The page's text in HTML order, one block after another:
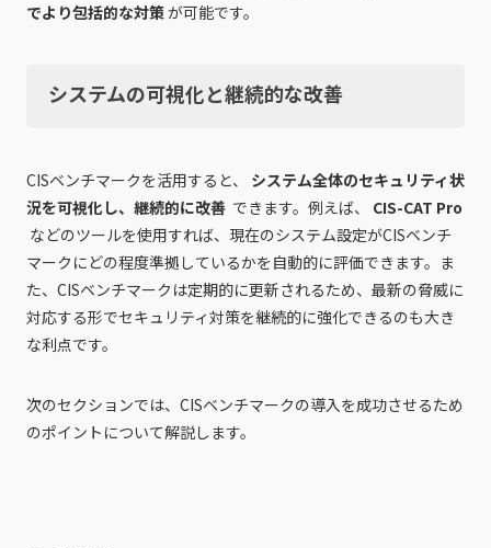
でより包括的な対策が可能です。
システムの可視化と継続的な改善
CISベンチマークを活用すると、
システム全体のセキュリティ状
況を可視化し、継続的に改善 できます。例えば、
CIS-CAT Pro
などのツールを使用すれば、現在のシステム設定がCISベンチ
マークにどの程度準拠しているかを自動的に評価できます。ま
た、CISベンチマークは定期的に更新されるため、最新の脅威に
対応する形でセキュリティ対策を継続的に強化できるのも大き
な利点です。
次のセクションでは、CISベンチマークの導入を成功させるため
のポイントについて解説します。